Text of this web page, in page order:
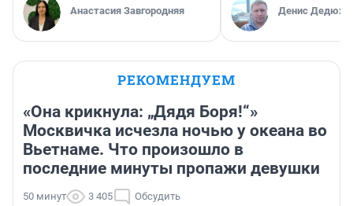
Анастасия Завгородняя Денис
РЕКОМЕНДУЕМ
«Она крикнула: „Дядя Боря!“»
Москвичка исчезла ночью у океана во
Вьетнаме. Что произошло в
последние минуты пропажи девушки
50 минут 3 405 Обсудить